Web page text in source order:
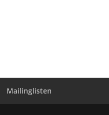
Mailinglisten